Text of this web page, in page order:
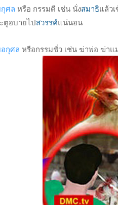
ศล หรือ กรรมดี เช่น นั่งสมาธิแล้ว
ตูอบายไปสวรรค์แน่นอน
กุศล หรือกรรมชั่ว เช่น ฆ่าพ่อ ฆ่า